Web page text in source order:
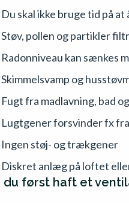
Du skal ikke bruge tid på
Støv, pollen og partikler
Radonniveau kan sænkes
Skimmelsvamp og
Fugt fra madlavning, bad
Lugtgener forsvinder fx
Ingen støj- og trækgener
Diskret anlæg på loftet
du først haft et